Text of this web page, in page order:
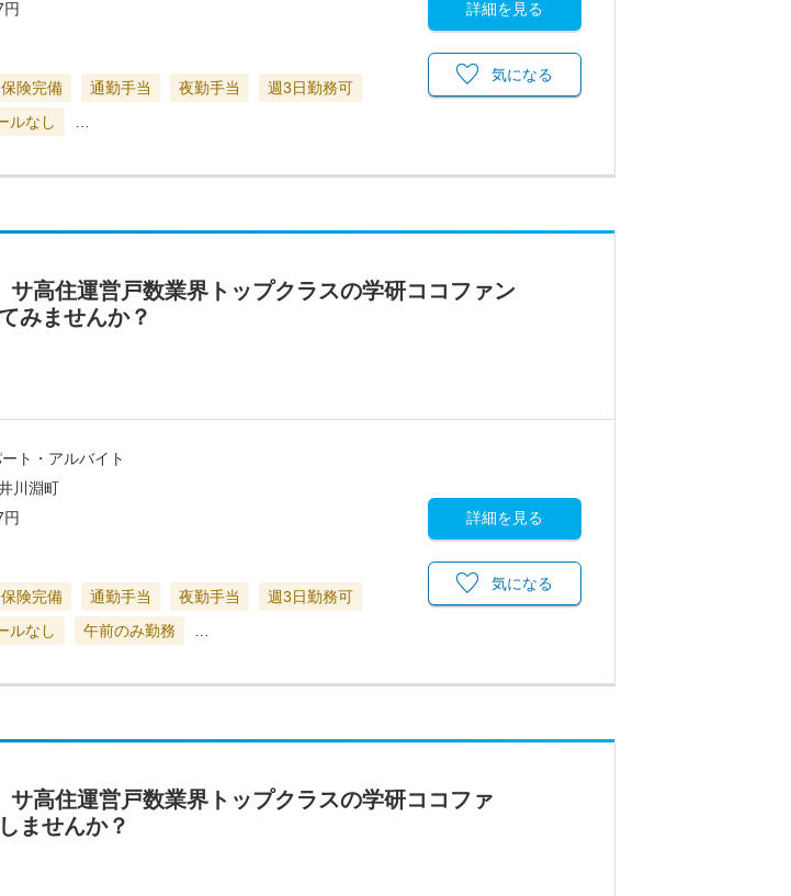
円
険完備 通勤手当 夜勤手当
週3日勤務可
ルなし
詳細を見る
気になる
サ高住運営戸数業界トップクラスの学研ココファン
みませんか？
ト・アルバイト
川淵町
円
険完備 通勤手当 夜勤手当
週3日勤務可
ルなし 午前のみ勤務
詳細を見る
気になる
サ高住運営戸数業界トップクラスの学研ココファ
ませんか？